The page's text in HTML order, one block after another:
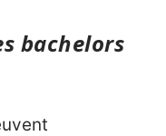
bachelors